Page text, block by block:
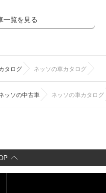
一覧を見る
タログ ネッソの車カタログ
ッソの中古車 ネッソの車カタログ